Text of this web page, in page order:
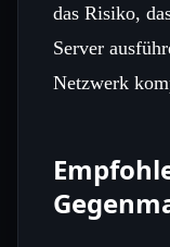
das Risiko,
Server
Netzwerk